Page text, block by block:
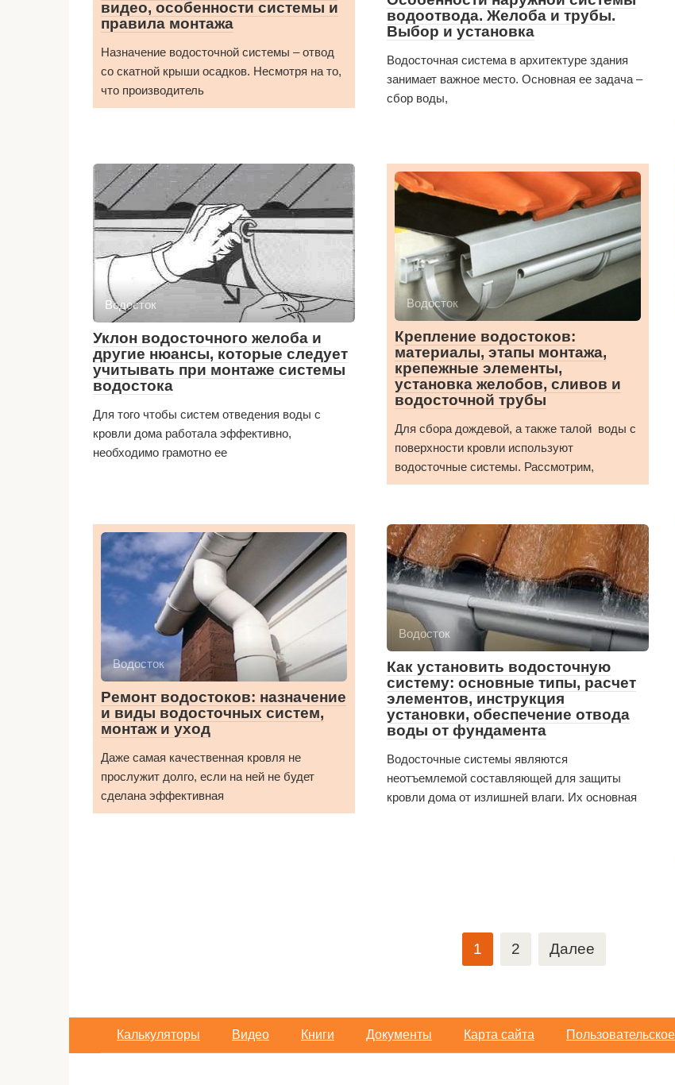
видео, особенности системы и
правила монтажа
Назначение водосточной системы – отвод
со скатной крыши осадков. Несмотря на то,
что производитель
водоотвода. Желоба и трубы.
Выбор и установка
Водосточная система в архитектуре здания
занимает важное место. Основная ее задача –
сбор воды,
Водосток
Уклон водосточного желоба и
другие нюансы, которые следует
учитывать при монтаже системы
водостока
Для того чтобы систем отведения воды с
кровли дома работала эффективно,
необходимо грамотно ее
Водосток
Крепление водостоков:
материалы, этапы монтажа,
крепежные элементы,
установка желобов, сливов и
водосточной трубы
Для сбора дождевой, а также талой воды с
поверхности кровли используют
водосточные системы. Рассмотрим,
Водосток
Ремонт водостоков: назначение
и виды водосточных систем,
монтаж и уход
Даже самая качественная кровля не
прослужит долго, если на ней не будет
сделана эффективная
Водосток
Как установить водосточную
систему: основные типы, расчет
элементов, инструкция
установки, обеспечение отвода
воды от фундамента
Водосточные системы являются
неотъемлемой составляющей для защиты
кровли дома от излишней влаги. Их основная
1 2 Далее
Калькуляторы Видео Книги Документы Карта сайта